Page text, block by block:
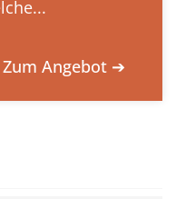
Zum Angebot ➔